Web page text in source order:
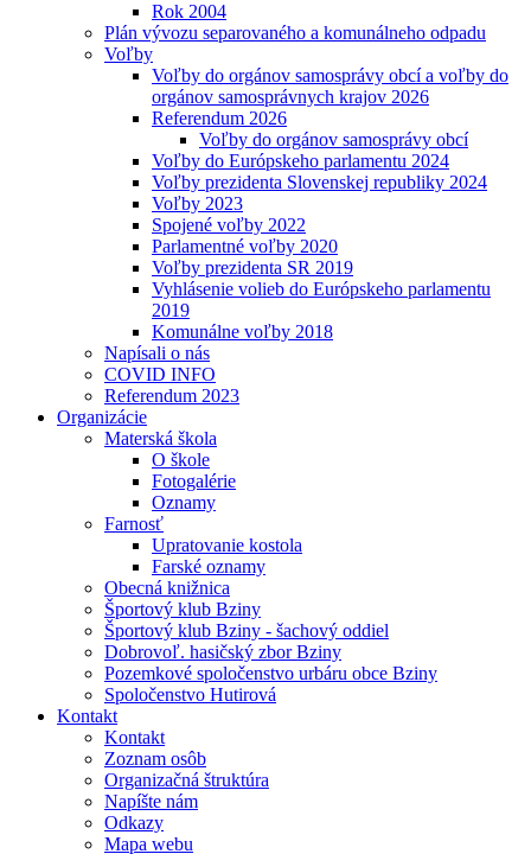
Rok 2004
Plán vývozu separovaného a komunálneho odpadu
Voľby
Voľby do orgánov samosprávy obcí a voľby do
orgánov samosprávnych krajov 2026
Referendum 2026
Voľby do orgánov samosprávy obcí
Voľby do Európskeho parlamentu 2024
Voľby prezidenta Slovenskej republiky 2024
Voľby 2023
Spojené voľby 2022
Parlamentné voľby 2020
Voľby prezidenta SR 2019
Vyhlásenie volieb do Európskeho parlamentu
2019
Komunálne voľby 2018
Napísali o nás
COVID INFO
Referendum 2023
Organizácie
Materská škola
O škole
Fotogalérie
Oznamy
Farnosť
Upratovanie kostola
Farské oznamy
Obecná knižnica
Športový klub Bziny
Športový klub Bziny - šachový oddiel
Dobrovoľ. hasičský zbor Bziny
Pozemkové spoločenstvo urbáru obce Bziny
Spoločenstvo Hutirová
Kontakt
Kontakt
Zoznam osôb
Organizačná štruktúra
Napíšte nám
Odkazy
Mapa webu